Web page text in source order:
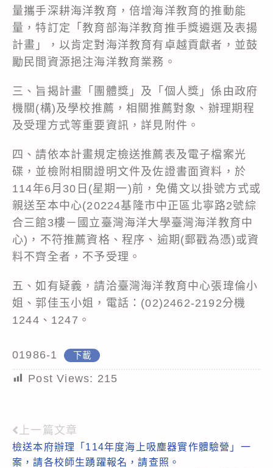
量攜手深耕海洋教育，倍增海洋教育的推動能
量，特訂定「教育部海洋教育推手獎遴選及表揚
計畫」，以肯定對海洋教育有卓越貢獻者，並鼓
勵民間資源挹注海洋教育業務。
三、旨揭計畫「團體獎」及「個人獎」係由政府
機關(構)及學校推薦，相關推薦對象、辦理期程
及受理方式等重要資訊，詳見附件。
四、請依本計畫規定檢送推薦表及電子檔案光
碟，並檢附相關證明文件及佐證書面資料，於
114年6月30日(星期一)前，免備文以掛號方式或
親送至本中心(20224基隆市中正區北寧路2號綜
合三館3樓－國立臺灣海洋大學臺灣海洋教育中
心)，不符推薦資格、程序、逾期(郵戳為憑)或資
料不齊全者，不予受理。
五、如有疑義，請洽臺灣海洋教育中心張瑋倫小
姐、郭佳玉小姐，電話：(02)2462-2192分機
1244、1247。
01986-1 下載
Post Views: 215
Read
more
上一篇文章
檢送本府辦理「114年度海上吸塵器實作體驗營」一
案，請各校師生踴躍報名，請查照。